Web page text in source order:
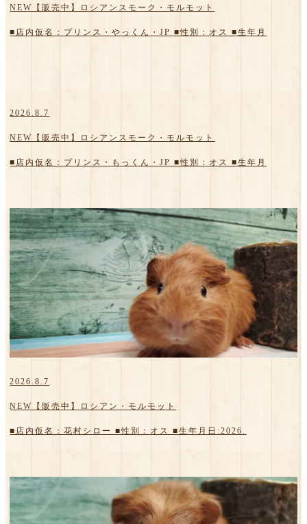
NEW【販売中】ロシアンスモーク・モルモット
■店内仮名：プリンス・やっくん・JP ■性別：オス ■生年月
2026.8.7
NEW【販売中】ロシアンスモーク・モルモット
■店内仮名：プリンス・もっくん・JP ■性別：オス ■生年月
2026.8.7
NEW【販売中】ロシアン・モルモット
■店内仮名：花村シロー ■性別：オス ■生年月日:2026.